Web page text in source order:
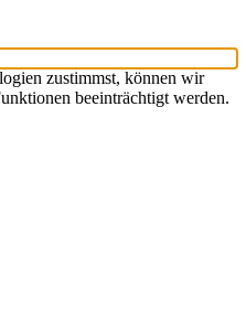
zustimmst, können wir
beeinträchtigt werden.